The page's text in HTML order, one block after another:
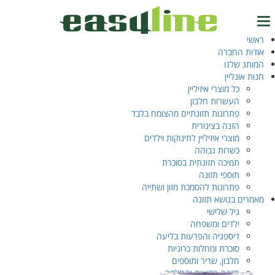
טל. 04-6327777
התחברות EN
עמוד הבית / מוצרים המתויגים “enrichment to the daily diet”
enrichment to the
daily diet
מציג תוצאה אחת
ראשי
אודות החברה
המותג שלנו
חנות אונליין
כל מוצרי איזיליין
העשרות חלבון
פתרונות תזונתיים מהצומח בלבד
הזנה בצינורית
מוצרי איזיליין לתינוקות וילדים
כשרות גבוהה
תמיכה תזונתית בסוכרת
תוספי תזונה
פתרונות להסמכת מזון ושתייה
מאמרים בנושא תזונה
גיל שלישי
ילדים ומשפחה
דיספגיה והפרעות בליעה
סוכרת ומחלות כרוניות
חלבון, שריר ותוספים